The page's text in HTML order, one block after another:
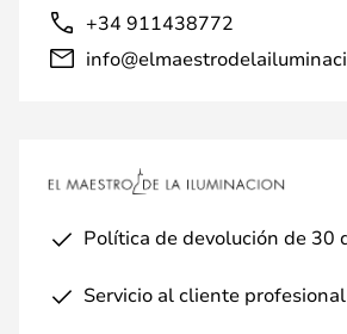
+34 911438772
Política de devolución de 30
Servicio al cliente profesional